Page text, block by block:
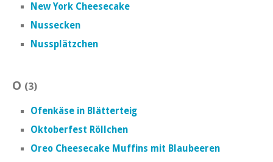
New York Cheesecake
Nussecken
Nussplätzchen
O (3)
Ofenkäse in Blätterteig
Oktoberfest Röllchen
Oreo Cheesecake Muffins mit Blaubeeren